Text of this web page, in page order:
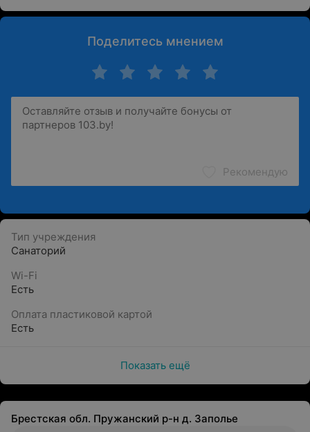
Поделитесь мнением
Рекомендую
Тип учреждения
Санаторий
Wi-Fi
Есть
Оплата пластиковой картой
Есть
Показать ещё
Брестская обл. Пружанский р-н д. Заполье